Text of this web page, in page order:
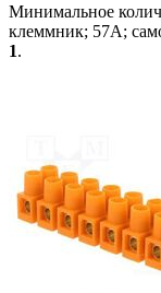
Минимальное
клеммник; 57А;
1.